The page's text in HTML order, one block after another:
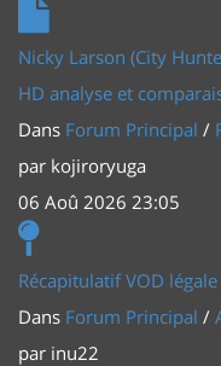
Nicky Larson (City
HD analyse et
Dans Forum Principal /
par kojiroryuga
06 Aoû 2026 23:05
Récapitulatif VOD
Dans Forum Principal /
par inu22